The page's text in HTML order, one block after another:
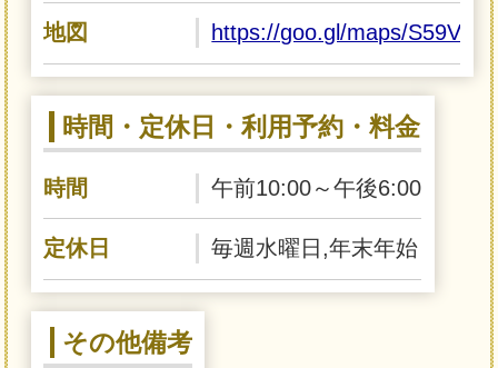
地図 https://goo.gl/maps/
時間・定休日・利用予約・料金
時間 午前10:00～午後6:00
定休日 毎週水曜日,年末年始
その他備考